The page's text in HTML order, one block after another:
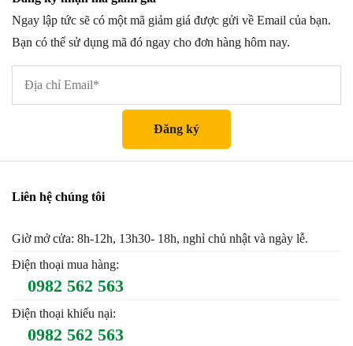
Ngay lập tức sẽ có một mã giảm giá được gửi về Email của bạn.
Bạn có thể sử dụng mã đó ngay cho đơn hàng hôm nay.
Liên hệ chúng tôi
Giờ mở cửa: 8h-12h, 13h30- 18h, nghỉ chủ nhật và ngày lễ.
Điện thoại mua hàng:
0982 562 563
Điện thoại khiếu nại:
0982 562 563